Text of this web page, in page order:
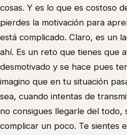
cosas. Y es lo que es costoso
pierdes la motivación para
está complicado. Claro, es un
ahí. Es un reto que tienes que
desmotivado y se hace pues
imagino que en tu situación
sea, cuando intentas de
no consigues llegarle del todo,
complicar un poco. Te sientes